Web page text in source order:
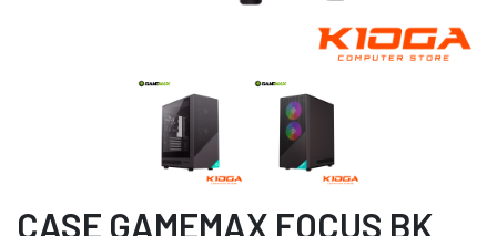
CASE GAMEMAX FOCUS BK